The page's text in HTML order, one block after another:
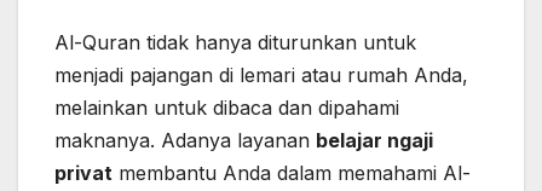
Al-Quran tidak hanya diturunkan untuk
menjadi pajangan di lemari atau rumah Anda,
melainkan untuk dibaca dan dipahami
maknanya. Adanya layanan belajar ngaji
privat membantu Anda dalam memahami Al-